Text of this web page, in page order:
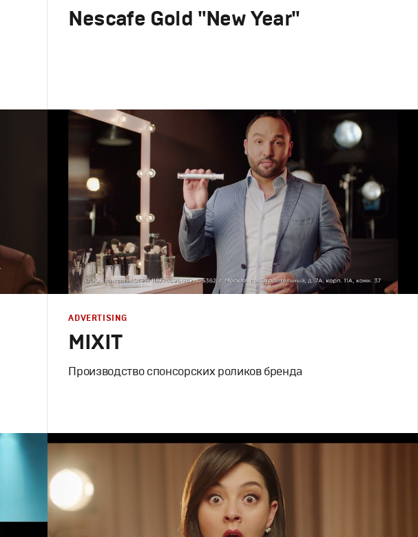
Nescafe Gold "New Year"
Advertising
Креатив
MIXIT
Производство спонсорских роликов бренда
Advertising
Креатив
ADVERTISING